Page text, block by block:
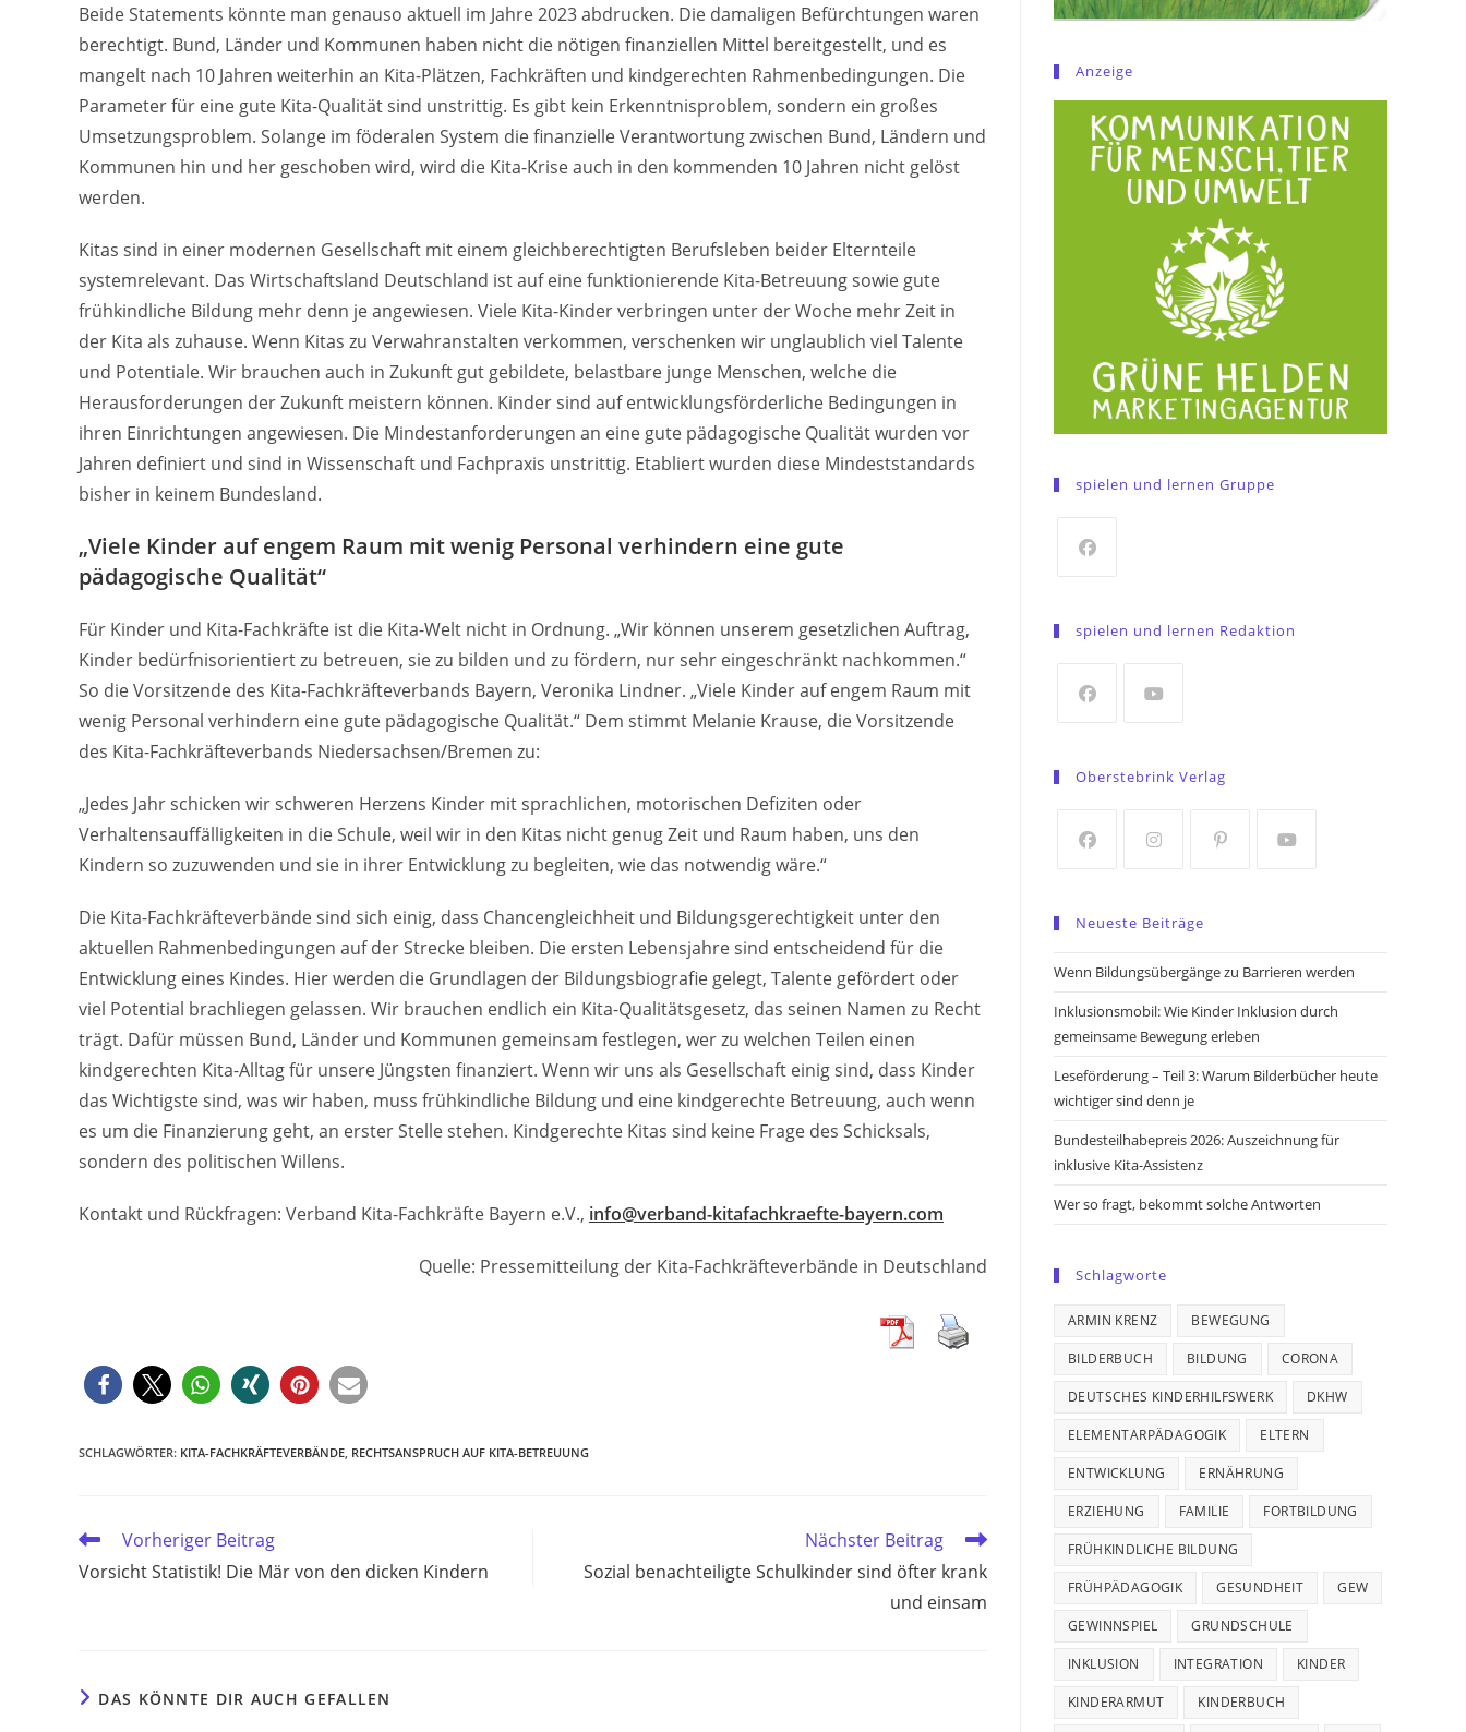
Beide Statements könnte man genauso aktuell im Jahre 2023 abdrucken. Die damaligen Befürchtungen waren
berechtigt. Bund, Länder und Kommunen haben nicht die nötigen finanziellen Mittel bereitgestellt, und es
mangelt nach 10 Jahren weiterhin an Kita-Plätzen, Fachkräften und kindgerechten Rahmenbedingungen. Die
Parameter für eine gute Kita-Qualität sind unstrittig. Es gibt kein Erkenntnisproblem, sondern ein großes
Umsetzungsproblem. Solange im föderalen System die finanzielle Verantwortung zwischen Bund, Ländern und
Kommunen hin und her geschoben wird, wird die Kita-Krise auch in den kommenden 10 Jahren nicht gelöst
werden.
Kitas sind in einer modernen Gesellschaft mit einem gleichberechtigten Berufsleben beider Elternteile
systemrelevant. Das Wirtschaftsland Deutschland ist auf eine funktionierende Kita-Betreuung sowie gute
frühkindliche Bildung mehr denn je angewiesen. Viele Kita-Kinder verbringen unter der Woche mehr Zeit in
der Kita als zuhause. Wenn Kitas zu Verwahranstalten verkommen, verschenken wir unglaublich viel Talente
und Potentiale. Wir brauchen auch in Zukunft gut gebildete, belastbare junge Menschen, welche die
Herausforderungen der Zukunft meistern können. Kinder sind auf entwicklungsförderliche Bedingungen in
ihren Einrichtungen angewiesen. Die Mindestanforderungen an eine gute pädagogische Qualität wurden vor
Jahren definiert und sind in Wissenschaft und Fachpraxis unstrittig. Etabliert wurden diese Mindeststandards
bisher in keinem Bundesland.
„Viele Kinder auf engem Raum mit wenig Personal verhindern eine gute
pädagogische Qualität“
Für Kinder und Kita-Fachkräfte ist die Kita-Welt nicht in Ordnung. „Wir können unserem gesetzlichen Auftrag,
Kinder bedürfnisorientiert zu betreuen, sie zu bilden und zu fördern, nur sehr eingeschränkt nachkommen.“
So die Vorsitzende des Kita-Fachkräfteverbands Bayern, Veronika Lindner. „Viele Kinder auf engem Raum mit
wenig Personal verhindern eine gute pädagogische Qualität.“ Dem stimmt Melanie Krause, die Vorsitzende
des Kita-Fachkräfteverbands Niedersachsen/Bremen zu:
„Jedes Jahr schicken wir schweren Herzens Kinder mit sprachlichen, motorischen Defiziten oder
Verhaltensauffälligkeiten in die Schule, weil wir in den Kitas nicht genug Zeit und Raum haben, uns den
Kindern so zuzuwenden und sie in ihrer Entwicklung zu begleiten, wie das notwendig wäre.“
Die Kita-Fachkräfteverbände sind sich einig, dass Chancengleichheit und Bildungsgerechtigkeit unter den
aktuellen Rahmenbedingungen auf der Strecke bleiben. Die ersten Lebensjahre sind entscheidend für die
Entwicklung eines Kindes. Hier werden die Grundlagen der Bildungsbiografie gelegt, Talente gefördert oder
viel Potential brachliegen gelassen. Wir brauchen endlich ein Kita-Qualitätsgesetz, das seinen Namen zu Recht
trägt. Dafür müssen Bund, Länder und Kommunen gemeinsam festlegen, wer zu welchen Teilen einen
kindgerechten Kita-Alltag für unsere Jüngsten finanziert. Wenn wir uns als Gesellschaft einig sind, dass Kinder
das Wichtigste sind, was wir haben, muss frühkindliche Bildung und eine kindgerechte Betreuung, auch wenn
es um die Finanzierung geht, an erster Stelle stehen. Kindgerechte Kitas sind keine Frage des Schicksals,
sondern des politischen Willens.
Kontakt und Rückfragen: Verband Kita-Fachkräfte Bayern e.V., info@verband-kitafachkraefte-bayern.com
Quelle: Pressemitteilung der Kita-Fachkräfteverbände in Deutschland
SCHLAGWÖRTER: KITA-FACHKRÄFTEVERBÄNDE RECHTSANSPRUCH AUF KITA-BETREUUNG
Weitere
ansehen
Vorheriger Beitrag
Vorsicht Statistik! Die Mär von den dicken Kindern
Nächster Beitrag
Sozial benachteiligte Schulkinder sind öfter krank
und einsam
DAS KÖNNTE DIR AUCH GEFALLEN
Anzeige
spielen und lernen Gruppe
a
tab
spielen und lernen Redaktion
a
tab
Oberstebrink Verlag
a
new
a
new
new
Neueste Beiträge
Wenn Bildungsübergänge zu Barrieren werden
Inklusionsmobil: Wie Kinder Inklusion durch
gemeinsame Bewegung erleben
Leseförderung – Teil 3: Warum Bilderbücher heute
wichtiger sind denn je
Bundesteilhabepreis 2026: Auszeichnung für
inklusive Kita-Assistenz
Wer so fragt, bekommt solche Antworten
Schlagworte
ARMIN KRENZ BEWEGUNG
BILDERBUCH BILDUNG CORONA
DEUTSCHES KINDERHILFSWERK DKHW
ELEMENTARPÄDAGOGIK ELTERN
ENTWICKLUNG ERNÄHRUNG
ERZIEHUNG FAMILIE FORTBILDUNG
FRÜHKINDLICHE BILDUNG
FRÜHPÄDAGOGIK GESUNDHEIT GEW
GEWINNSPIEL GRUNDSCHULE
INKLUSION INTEGRATION KINDER
KINDERARMUT KINDERBUCH